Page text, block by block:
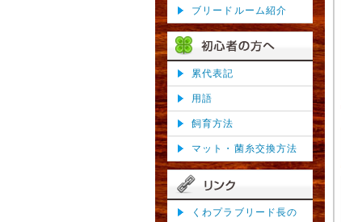
ブリードルーム紹介
累代表記
用語
飼育方法
マット・菌糸交換方法
くわプラブリード長の